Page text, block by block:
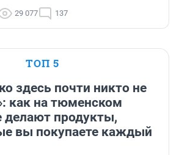
29 077 137
ТОП 5
здесь почти никто не
как на тюменском
делают продукты,
вы покупаете каждый